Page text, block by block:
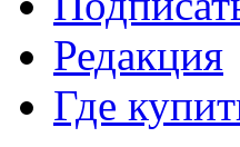
Редакция
Где